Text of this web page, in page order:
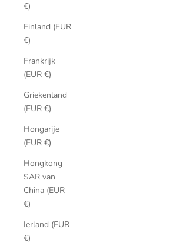
€)
Finland (EUR
€)
Frankrijk
(EUR €)
Griekenland
(EUR €)
Hongarije
(EUR €)
Hongkong
SAR van
China (EUR
€)
Ierland (EUR
€)